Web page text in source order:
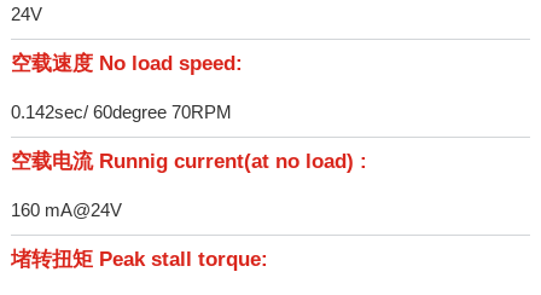
24V
空载速度 No load speed:
0.142sec/ 60degree 70RPM
空载电流 Runnig current(at no load) :
160 mA@24V
堵转扭矩 Peak stall torque: